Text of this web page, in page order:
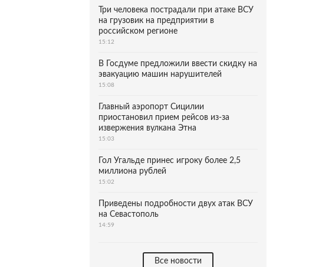
Три человека пострадали при атаке ВСУ
на грузовик на предприятии в
российском регионе
15:12
В Госдуме предложили ввести скидку на
эвакуацию машин нарушителей
15:08
Главный аэропорт Сицилии
приостановил прием рейсов из-за
извержения вулкана Этна
15:03
Гол Угальде принес игроку более 2,5
миллиона рублей
15:02
Приведены подробности двух атак ВСУ
на Севастополь
14:59
Все новости